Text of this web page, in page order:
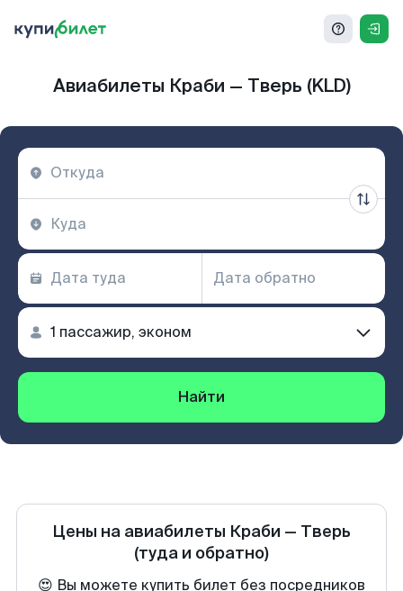
Авиабилеты Краби — Тверь (KLD)
Найти
Цены на авиабилеты Краби — Тверь
(туда и обратно)
😍 Вы можете купить билет без посредников